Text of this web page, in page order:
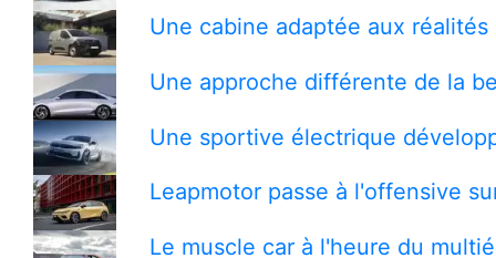
Une cabine adaptée aux réalités
Une approche différente de la
Une sportive électrique
Leapmotor passe à l'offensive
Le muscle car à l'heure du